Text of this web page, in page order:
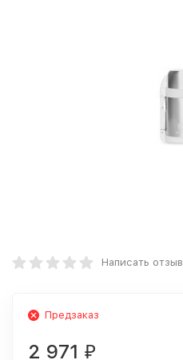
Написать отзыв
Предзаказ
2 971 ₽